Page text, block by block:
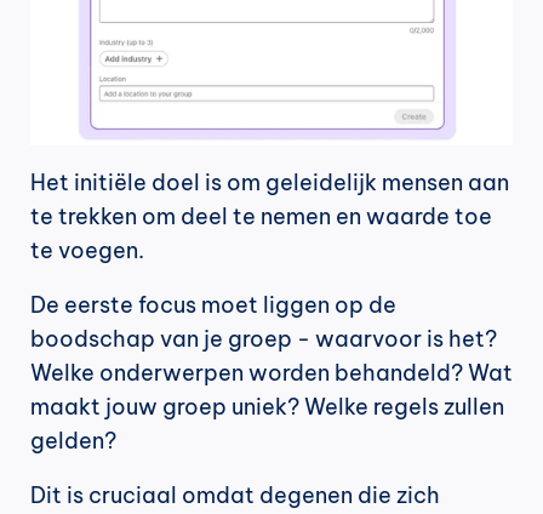
Het initiële doel is om geleidelijk mensen aan
te trekken om deel te nemen en waarde toe
te voegen.
De eerste focus moet liggen op de
boodschap van je groep - waarvoor is het?
Welke onderwerpen worden behandeld? Wat
maakt jouw groep uniek? Welke regels zullen
gelden?
Dit is cruciaal omdat degenen die zich